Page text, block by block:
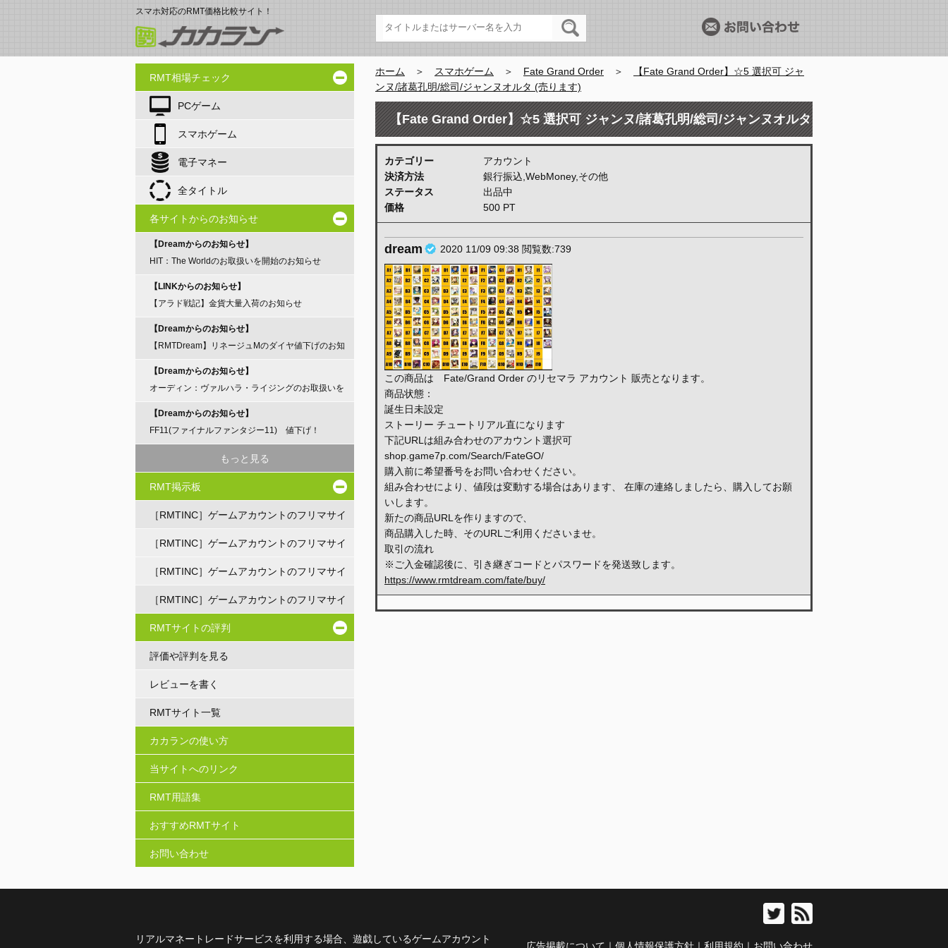
スマホ対応のRMT価格比較サイト！
RMT相場チェック
PCゲーム
スマホゲーム
電子マネー
全タイトル
各サイトからのお知らせ
【Dreamからのお知らせ】
HIT：The Worldのお取扱いを開始のお知らせ
【LINKからのお知らせ】
【アラド戦記】金貨大量入荷のお知らせ
【Dreamからのお知らせ】
【RMTDream】リネージュMのダイヤ値下げのお知
【Dreamからのお知らせ】
オーディン：ヴァルハラ・ライジングのお取扱いを
【Dreamからのお知らせ】
FF11(ファイナルファンタジー11) 値下げ！
もっと見る
RMT掲示板
［RMTINC］ゲームアカウントのフリマサイ
ト［RMTINC］ゲームアカウントのフリマサイ
ト［RMTINC］ゲームアカウントのフリマサイ
ト［RMTINC］ゲームアカウントのフリマサイ
ト
RMTサイトの評判
評価や評判を見る
レビューを書く
RMTサイト一覧
カカランの使い方
当サイトへのリンク
RMT用語集
おすすめRMTサイト
お問い合わせ
ホーム ＞ スマホゲーム ＞ Fate Grand Order ＞
【Fate Grand Order】☆5 選択可 ジャ
ンヌ/諸葛孔明/総司/ジャンヌオルタ (売ります)
【Fate Grand Order】☆5 選択可 ジャンヌ/諸葛孔明/総司/ジャンヌオルタ
(売ります)
カテゴリー
アカウント
決済方法
銀行振込,WebMoney,その他
ステータス
出品中
価格
500 PT
dream 2020 11/09 09:38 閲覧数:739
この商品は Fate/Grand Order のリセマラ アカウント 販売となります。
商品状態：
誕生日未設定
ストーリー チュートリアル直になります
下記URLは組み合わせのアカウント選択可
shop.game7p.com/Search/FateGO/
購入前に希望番号をお問い合わせください。
組み合わせにより、値段は変動する場合はあります、 在庫の連絡しましたら、購入してお願
いします。
新たの商品URLを作りますので、
商品購入した時、そのURLご利用くださいませ。
取引の流れ
※ご入金確認後に、引き継ぎコードとパスワードを発送致します。
https://www.rmtdream.com/fate/buy/
リアルマネートレードサービスを利用する場合、遊戯しているゲームアカウント